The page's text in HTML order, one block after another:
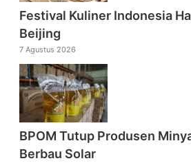
Festival Kuliner Indonesia
Beijing
7 Agustus 2026
BPOM Tutup Produsen
Berbau Solar